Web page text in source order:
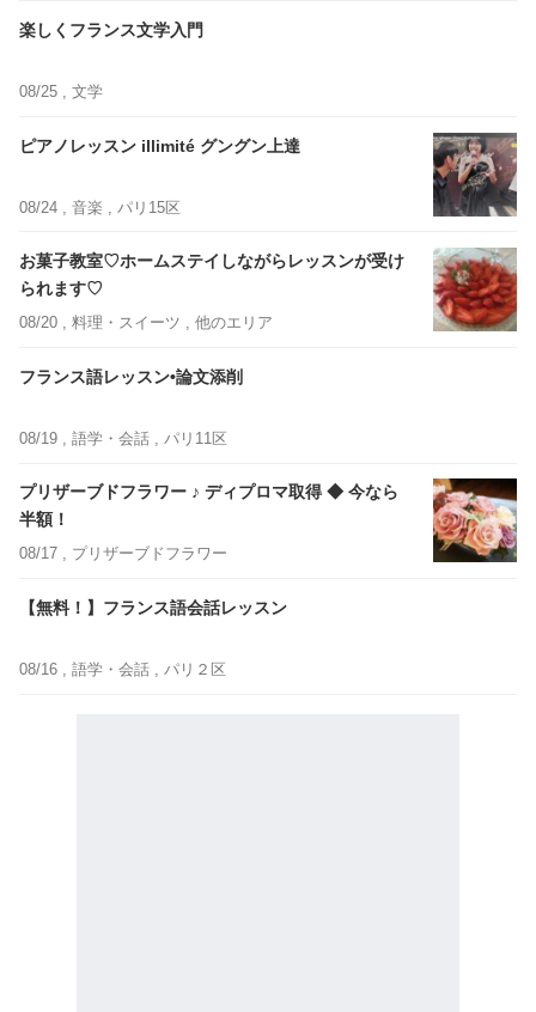
楽しくフランス文学入門
08/25 , 文学
ピアノレッスン illimité グングン上達
08/24 , 音楽 , パリ15区
お菓子教室♡ホームステイしながらレッスンが受け
られます♡
08/20 , 料理・スイーツ , 他のエリア
フランス語レッスン•論文添削
08/19 , 語学・会話 , パリ11区
プリザーブドフラワー ♪ ディプロマ取得 ◆ 今なら
半額！
08/17 , プリザーブドフラワー
【無料！】フランス語会話レッスン
08/16 , 語学・会話 , パリ２区